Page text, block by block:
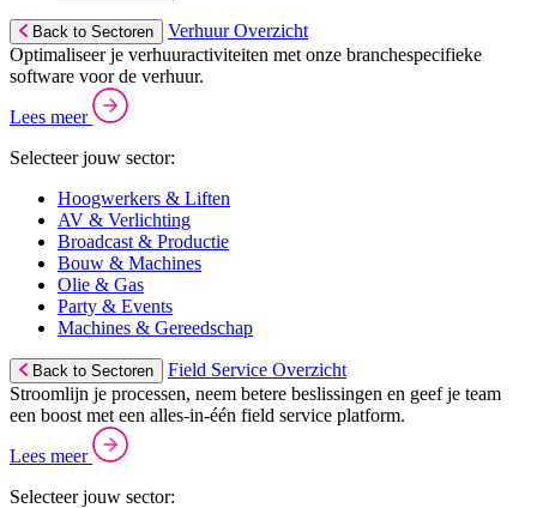
Back to Sectoren
Verhuur Overzicht
Optimaliseer je verhuuractiviteiten met onze branchespecifieke
software voor de verhuur.
Lees meer
Selecteer jouw sector:
Hoogwerkers & Liften
AV & Verlichting
Broadcast & Productie
Bouw & Machines
Olie & Gas
Party & Events
Machines & Gereedschap
Back to Sectoren
Field Service Overzicht
Stroomlijn je processen, neem betere beslissingen en geef je team
een boost met een alles-in-één field service platform.
Lees meer
Selecteer jouw sector: